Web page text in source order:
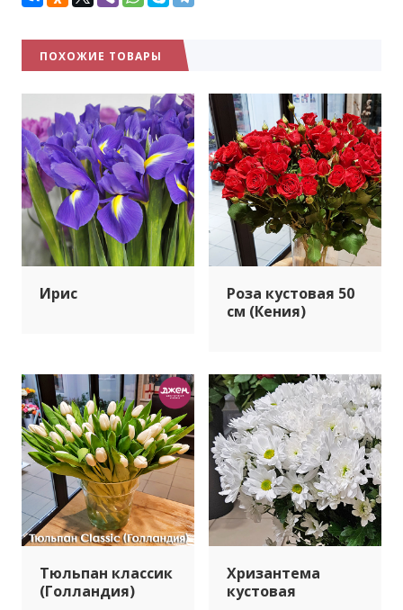
ПОХОЖИЕ ТОВАРЫ
Ирис
Роза кустовая 50
см (Кения)
Тюльпан классик
(Голландия)
Хризантема
кустовая